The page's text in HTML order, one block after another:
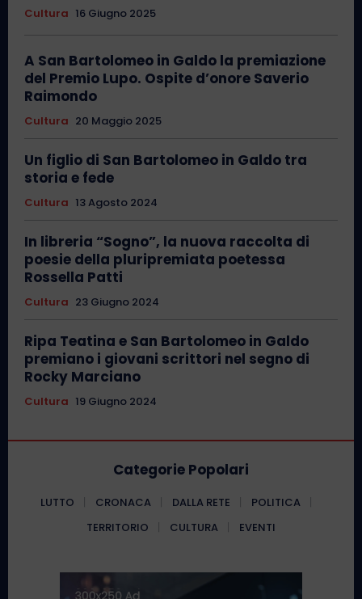
Cultura 16 Giugno 2025
A San Bartolomeo in Galdo la premiazione
del Premio Lupo. Ospite d’onore Saverio
Raimondo
Cultura 20 Maggio 2025
Un figlio di San Bartolomeo in Galdo tra
storia e fede
Cultura 13 Agosto 2024
In libreria “Sogno”, la nuova raccolta di
poesie della pluripremiata poetessa
Rossella Patti
Cultura 23 Giugno 2024
Ripa Teatina e San Bartolomeo in Galdo
premiano i giovani scrittori nel segno di
Rocky Marciano
Cultura 19 Giugno 2024
Categorie Popolari
LUTTO CRONACA DALLA RETE
POLITICA
TERRITORIO
CULTURA EVENTI